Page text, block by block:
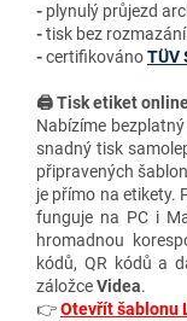
- plynulý průjezd
-tisk bez
-certifikovánoTÜV
🖨️ Tisk etiket
Nabízíme bezplatný
snadný tisk
připravených
je přímo na etikety.
funguje na PC i
hromadnou
kódů, QR kódů a
záložceVidea.
👉Otevřít šablonu